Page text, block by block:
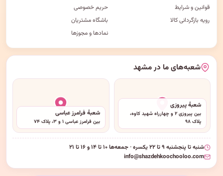
قوانین و شرایط
رویه بازگردانی کالا
حریم خصوصی
باشگاه مشتریان
نمادها و مجوزها
شعبه‌های ما در مشهد
شعبهٔ پیروزی
بین پیروزی ۲ و چهارراه شهید کاوه،
پلاک ۹۸
شعبهٔ فرامرز عباسی
بین فرامرز عباسی ۱ و ۳، پلاک ۷۴
شنبه تا پنجشنبه ۹ تا ۲۲ یکسره · جمعه‌ها ۱۰ تا ۱۴ و ۱۶ تا ۲۱
info@shazdehkoochooloo.com